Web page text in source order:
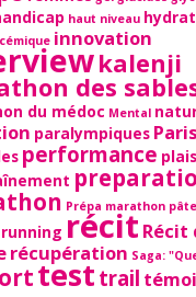
haut niveau
innovation
kalenji
des
du médoc Mental
paralympiques Paris
performance
Prépa marathon
running récit Récit
récupération Saga:
test trail